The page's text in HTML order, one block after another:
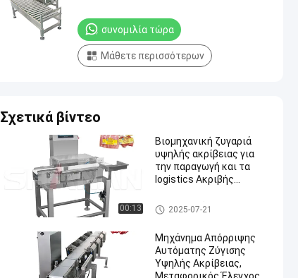
συνομιλία τώρα
Μάθετε περισσότερων
Σχετικά βίντεο
00:13
Βιομηχανική ζυγαριά
υψηλής ακρίβειας για
την παραγωγή και τα
logistics Ακριβής
Ελεγκτής βάρους μεταφορέ
ων
2025-07-21
Μηχάνημα Απόρριψης
Αυτόματης Ζύγισης
Υψηλής Ακρίβειας,